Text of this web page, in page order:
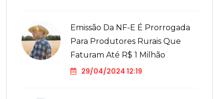
Emissão Da NF-E É Prorrogada
Para Produtores Rurais Que
Faturam Até R$ 1 Milhão
29/04/2024 12:19